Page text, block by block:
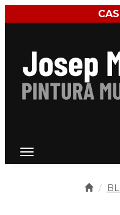
Toggle navigation